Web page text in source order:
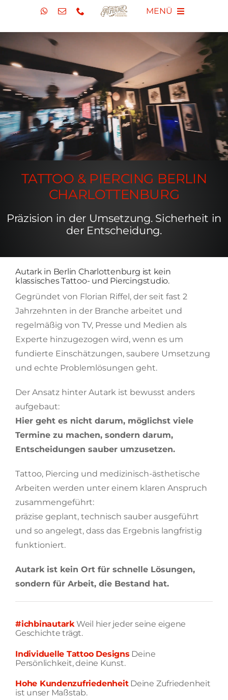
springen
MENÜ
PIERCING STUDIO
BLOG
VLOG
ÜBER UNS
TATTOO & PIERCING BERLIN
CHARLOTTENBURG
Präzision in der Umsetzung. Sicherheit in
der Entscheidung.
Autark in Berlin Charlottenburg ist kein
klassisches Tattoo- und Piercingstudio.
Gegründet von Florian Riffel, der seit fast 2
Jahrzehnten in der Branche arbeitet und
regelmäßig von TV, Presse und Medien als
Experte hinzugezogen wird, wenn es um
fundierte Einschätzungen, saubere Umsetzung
und echte Problemlösungen geht.
Der Ansatz hinter Autark ist bewusst anders
aufgebaut:
Hier geht es nicht darum, möglichst viele
Termine zu machen, sondern darum,
Entscheidungen sauber umzusetzen.
Tattoo, Piercing und medizinisch-ästhetische
Arbeiten werden unter einem klaren Anspruch
zusammengeführt:
präzise geplant, technisch sauber ausgeführt
und so angelegt, dass das Ergebnis langfristig
funktioniert.
Autark ist kein Ort für schnelle Lösungen,
sondern für Arbeit, die Bestand hat.
#ichbinautark Weil hier jeder seine eigene
Geschichte trägt.
Individuelle Tattoo Designs Deine
Persönlichkeit, deine Kunst.
Hohe Kundenzufriedenheit Deine Zufriedenheit
ist unser Maßstab.